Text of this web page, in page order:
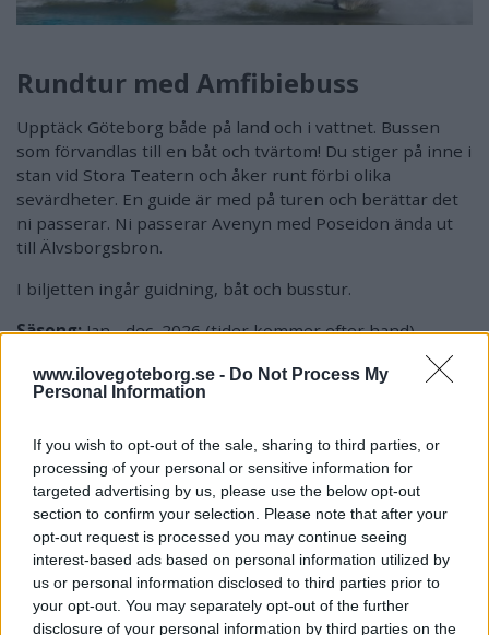
www.ilovegoteborg.se - Do Not Process My
Personal Information
If you wish to opt-out of the sale, sharing to third parties, or
processing of your personal or sensitive information for
targeted advertising by us, please use the below opt-out
section to confirm your selection. Please note that after your
opt-out request is processed you may continue seeing
interest-based ads based on personal information utilized by
us or personal information disclosed to third parties prior to
your opt-out. You may separately opt-out of the further
disclosure of your personal information by third parties on the
Rundtur med Amfibiebuss
Upptäck Göteborg både på land och i vattnet. Bussen
som förvandlas till en båt och tvärtom! Du stiger på inne i
stan vid Stora Teatern och åker runt förbi olika
sevärdheter. En guide är med på turen och berättar det
ni passerar. Ni passerar Avenyn med Poseidon ända ut
till Älvsborgsbron.
I biljetten ingår guidning, båt och busstur.
Säsong:Jan - dec, 2026 (tider kommer efter hand)
vatten)
Båtturer i Göteborg inkl
matupplevelse.